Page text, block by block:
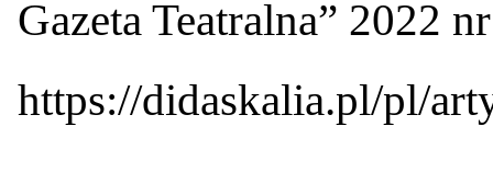
Gazeta Teatralna” 2022
https://didaskalia.pl/pl/